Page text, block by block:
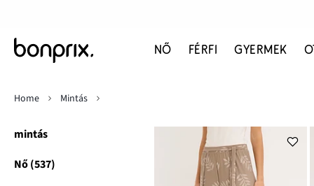
NŐ FÉRFI GYERMEK
mintás
Nő (537)
Home Mintás